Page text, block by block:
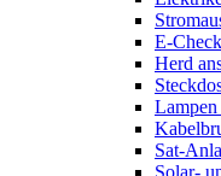
E-
Herd
Sat-
Solar-